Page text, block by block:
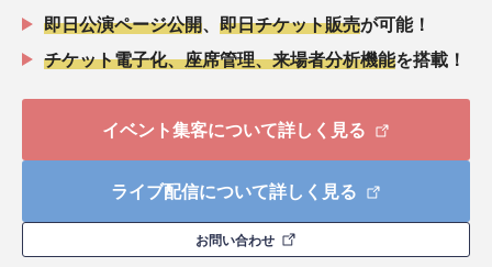
即日公演ページ公開
即日チケット販売が可能！
チケット電子化、座席管理、来場者分析機能を搭載！
イベント集客について詳しく見る
ライブ配信について詳しく見る
お問い合わせ